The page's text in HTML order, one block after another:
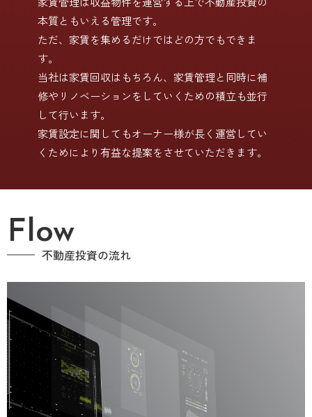
本質ともいえる管理です。
ただ、家賃を集めるだけではどの方でもできま
す。
当社は家賃回収はもちろん、家賃管理と同時に補
修やリノベーションをしていくための積立も並行
して行います。
家賃設定に関してもオーナー様が長く運営してい
くためにより有益な提案をさせていただきます。
Flow
不動産投資の流れ